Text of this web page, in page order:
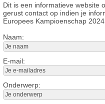
Dit is een informatieve website
gerust contact op indien je
Europees Kampioenschap 2024.
Naam:
E-mail:
Onderwerp: